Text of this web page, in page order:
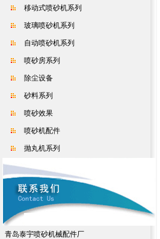
移动式喷砂机系列
玻璃喷砂机系列
自动喷砂机系列
喷砂房系列
除尘设备
砂料系列
喷砂效果
喷砂机配件
抛丸机系列
青岛泰宇喷砂机械配件厂